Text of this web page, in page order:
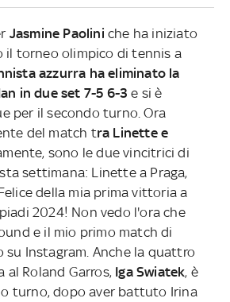
Jasmine Paoliniche ha iniziato
il torneo olimpico di tennis a
azzurra ha eliminato la
in due set 7-5 6-3e si è
per il secondo turno. Ora
del match tra Linette e
sono le due vincitrici di
settimana: Linette a Praga,
della mia prima vittoria a
2024! Non vedo l'ora che
e il mio primo match di
Instagram. Anche la quattro
al Roland Garros, Iga Swiatek, è
turno, dopo aver battuto Irina